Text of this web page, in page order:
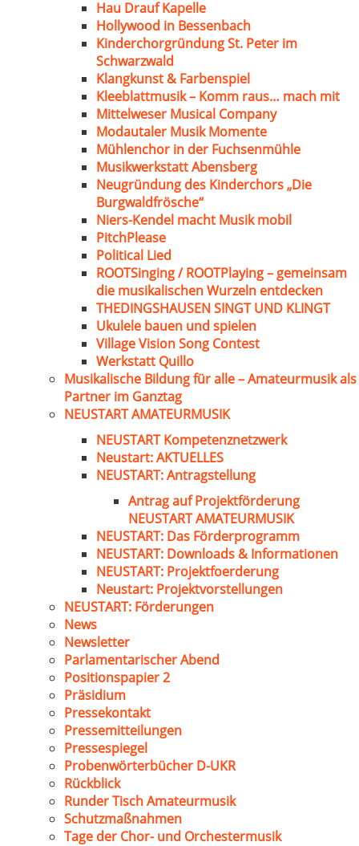
Hau Drauf Kapelle
Hollywood in Bessenbach
Kinderchorgründung St. Peter im
Schwarzwald
Klangkunst & Farbenspiel
Kleeblattmusik – Komm raus… mach mit
Mittelweser Musical Company
Modautaler Musik Momente
Mühlenchor in der Fuchsenmühle
Musikwerkstatt Abensberg
Neugründung des Kinderchors „Die
Burgwaldfrösche“
Niers-Kendel macht Musik mobil
PitchPlease
Political Lied
ROOTSinging / ROOTPlaying – gemeinsam
die musikalischen Wurzeln entdecken
THEDINGSHAUSEN SINGT UND KLINGT
Ukulele bauen und spielen
Village Vision Song Contest
Werkstatt Quillo
Musikalische Bildung für alle – Amateurmusik als
Partner im Ganztag
NEUSTART AMATEURMUSIK
NEUSTART Kompetenznetzwerk
Neustart: AKTUELLES
NEUSTART: Antragstellung
Antrag auf Projektförderung
NEUSTART AMATEURMUSIK
NEUSTART: Das Förderprogramm
NEUSTART: Downloads & Informationen
NEUSTART: Projektfoerderung
Neustart: Projektvorstellungen
NEUSTART: Förderungen
News
Newsletter
Parlamentarischer Abend
Positionspapier 2
Präsidium
Pressekontakt
Pressemitteilungen
Pressespiegel
Probenwörterbücher D-UKR
Rückblick
Runder Tisch Amateurmusik
Schutzmaßnahmen
Tage der Chor- und Orchestermusik